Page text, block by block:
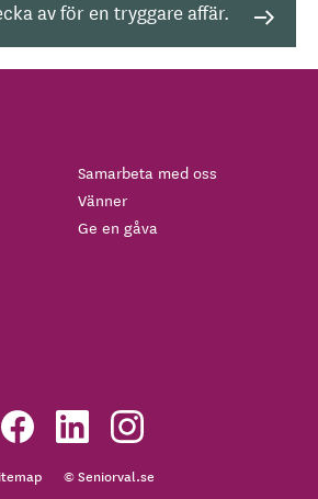
av för en tryggare affär.
Samarbeta med oss
Vänner
Ge en gåva
© Seniorval.se